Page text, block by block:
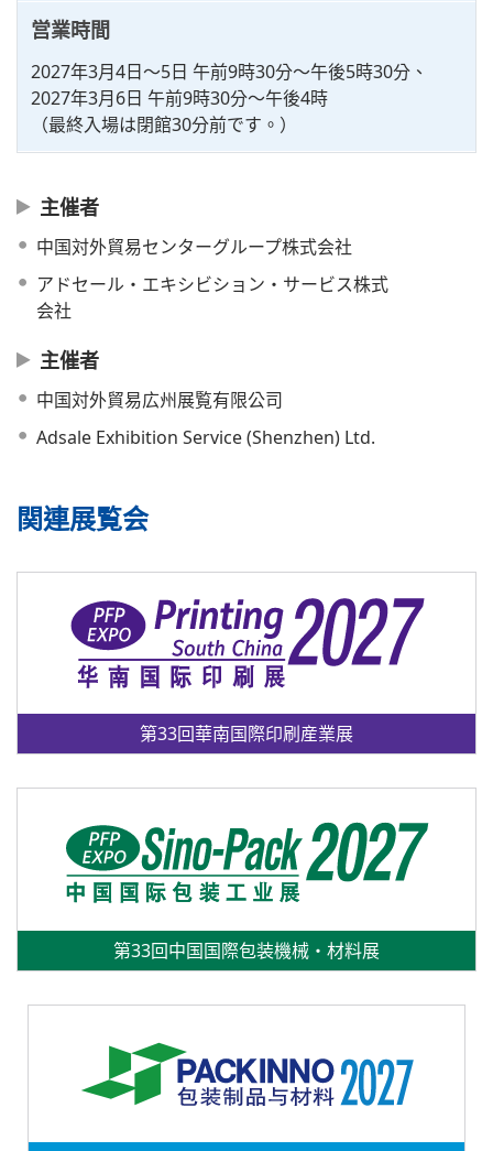
営業時間
2027年3月4日～5日 午前9時30分～午後5時30分、
2027年3月6日 午前9時30分～午後4時
（最終入場は閉館30分前です。）
主催者
中国対外貿易センターグループ株式会社
アドセール・エキシビション・サービス株式
会社
主催者
中国対外貿易広州展覧有限公司
Adsale Exhibition Service (Shenzhen) Ltd.
関連展覧会
第33回華南国際印刷産業展
第33回中国国際包装機械・材料展